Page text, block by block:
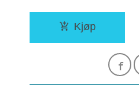
Kjøp